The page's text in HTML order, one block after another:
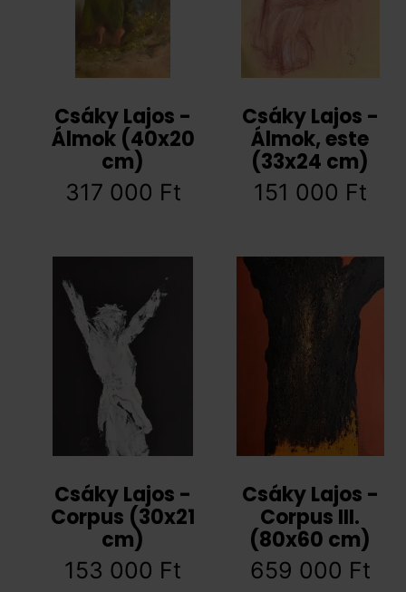
Csáky Lajos -
Álmok (40x20
cm)
317 000 Ft
Csáky Lajos -
Álmok, este
(33x24 cm)
151 000 Ft
Csáky Lajos -
Corpus (30x21
cm)
153 000 Ft
Csáky Lajos -
Corpus III.
(80x60 cm)
659 000 Ft